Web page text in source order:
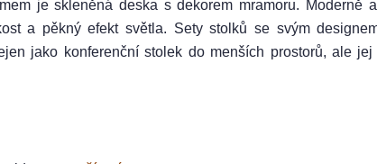
je skleněná deska s dekorem mramoru. Moderně
a pěkný efekt světla. Sety stolků se svým
jako konferenční stolek do menších prostorů, ale